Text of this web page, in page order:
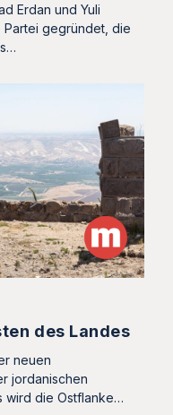
Erdan und Yuli
gegründet, die
des Landes
neuen
jordanischen
wird die Ostflanke…